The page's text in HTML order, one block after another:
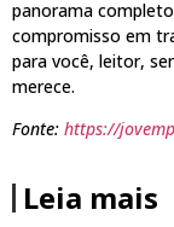
panorama
compromisso em
para você, leitor,
merece.
Fonte: https://
Leia mais